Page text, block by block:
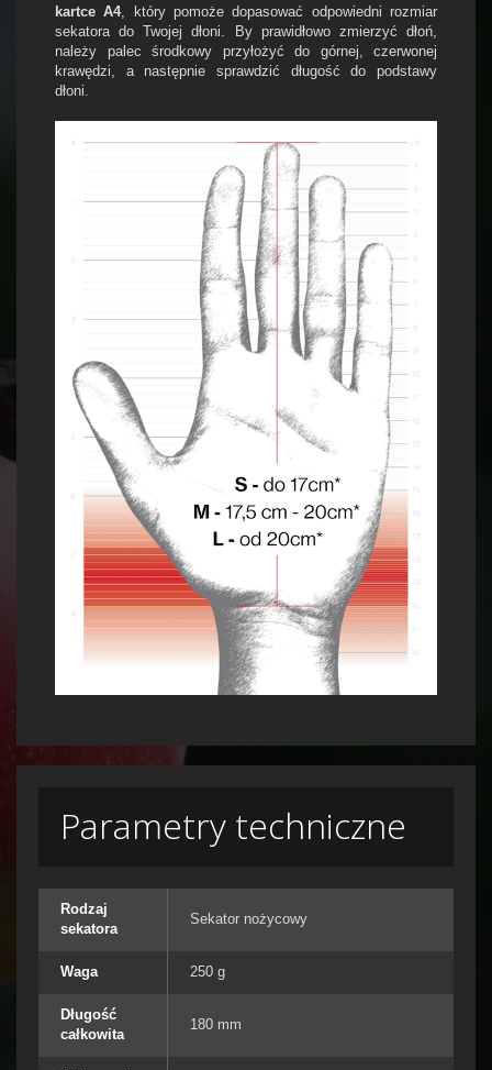
kartce A4, który pomoże dopasować odpowiedni rozmiar
sekatora do Twojej dłoni. By prawidłowo zmierzyć dłoń,
należy palec środkowy przyłożyć do górnej, czerwonej
krawędzi, a następnie sprawdzić długość do podstawy
dłoni.
Parametry techniczne
Rodzaj
sekatora
Sekator nożycowy
Waga 250 g
Długość
całkowita
180 mm